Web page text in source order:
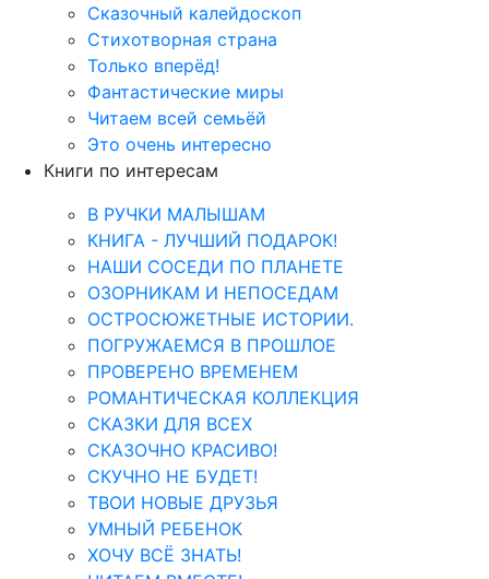
Сказочный калейдоскоп
Стихотворная страна
Только вперёд!
Фантастические миры
Читаем всей семьёй
Это очень интересно
Книги по интересам
В РУЧКИ МАЛЫШАМ
КНИГА - ЛУЧШИЙ ПОДАРОК!
НАШИ СОСЕДИ ПО ПЛАНЕТЕ
ОЗОРНИКАМ И НЕПОСЕДАМ
ОСТРОСЮЖЕТНЫЕ ИСТОРИИ.
ПОГРУЖАЕМСЯ В ПРОШЛОЕ
ПРОВЕРЕНО ВРЕМЕНЕМ
РОМАНТИЧЕСКАЯ КОЛЛЕКЦИЯ
СКАЗКИ ДЛЯ ВСЕХ
СКАЗОЧНО КРАСИВО!
СКУЧНО НЕ БУДЕТ!
ТВОИ НОВЫЕ ДРУЗЬЯ
УМНЫЙ РЕБЕНОК
ХОЧУ ВСЁ ЗНАТЬ!